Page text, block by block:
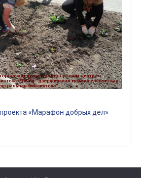
«Марафон добрых дел»